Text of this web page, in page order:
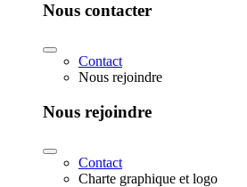
Nous contacter
Contact
Nous rejoindre
Nous rejoindre
Contact
Charte graphique et logo